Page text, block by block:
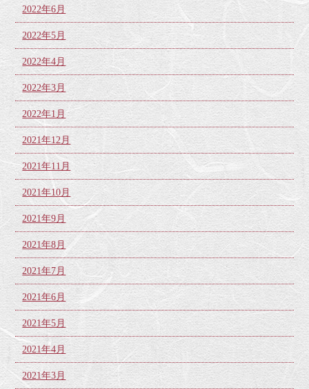
2022年6月
2022年5月
2022年4月
2022年3月
2022年1月
2021年12月
2021年11月
2021年10月
2021年9月
2021年8月
2021年7月
2021年6月
2021年5月
2021年4月
2021年3月